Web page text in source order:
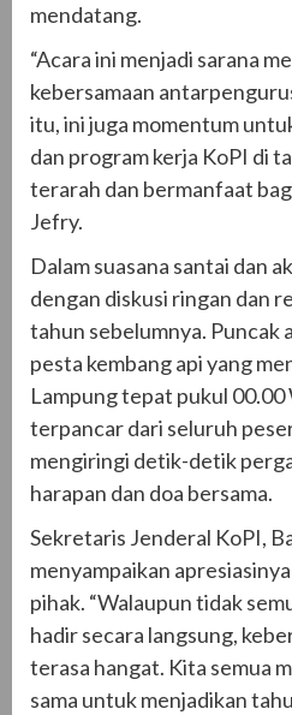
mendatang.
“Acara ini menjadi sarana
kebersamaan
itu, ini juga momentum
dan program kerja KoPI di
terarah dan bermanfaat
Jefry.
Dalam suasana santai dan
dengan diskusi ringan dan
tahun sebelumnya. Puncak
pesta kembang api yang
Lampung tepat pukul
terpancar dari seluruh
mengiringi detik-detik
harapan dan doa bersama.
Sekretaris Jenderal KoPI,
menyampaikan
pihak. “Walaupun tidak
hadir secara langsung,
terasa hangat. Kita semua
sama untuk menjadikan